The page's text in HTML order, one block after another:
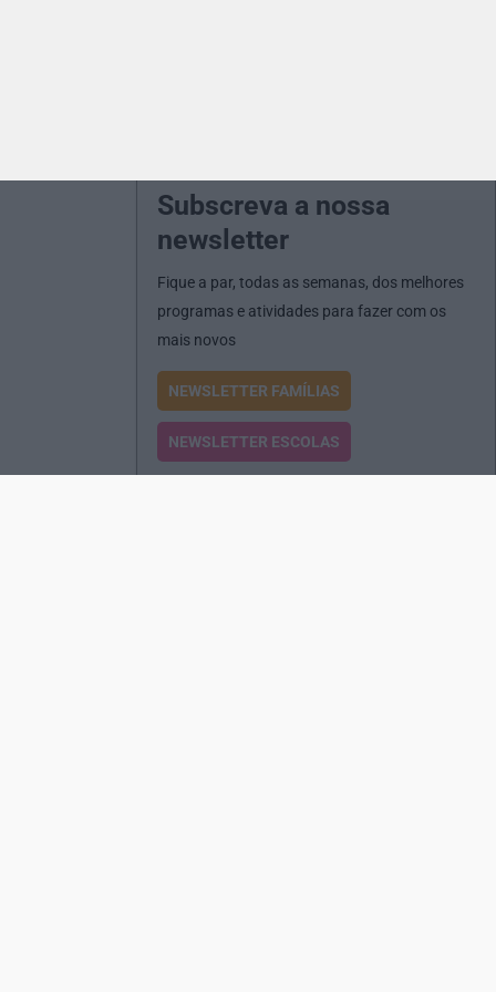
Subscreva a nossa
newsletter
Fique a par, todas as semanas, dos melhores
programas e atividades para fazer com os
mais novos
NEWSLETTER FAMÍLIAS
NEWSLETTER ESCOLAS